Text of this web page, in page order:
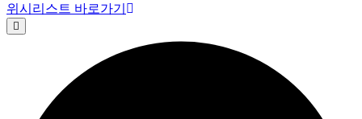
위시리스트 바로가기